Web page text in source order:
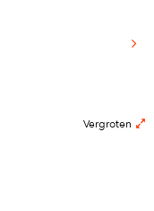
Vergroten